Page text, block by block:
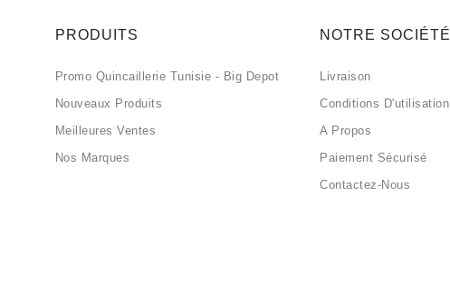
PRODUITS
Promo Quincaillerie Tunisie - Big Depot
Nouveaux Produits
Meilleures Ventes
Nos Marques
NOTRE SOCIÉTÉ
Livraison
Conditions D'utilisation
A Propos
Paiement Sécurisé
Contactez-Nous